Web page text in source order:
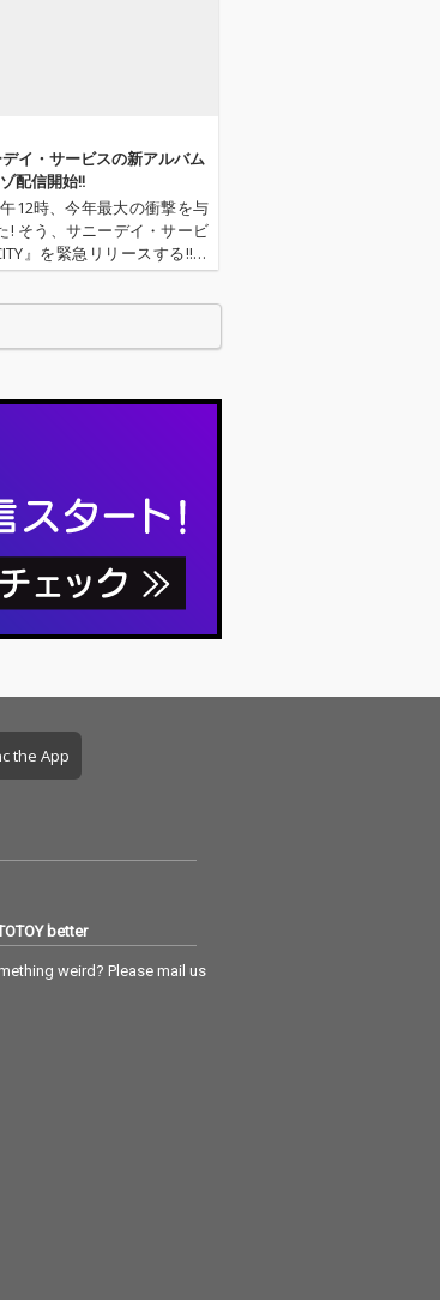
イ・サービスの新アルバム
ゾ配信開始!!
12時、今年最大の衝撃を与
! そう、サニーデイ・サービ
』を緊急リリースする!!! 3
開始!!! OTOTOYでは本作の
the App
better
weird? Please mail us